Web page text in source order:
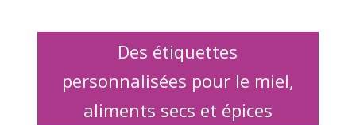
Des étiquettes
personnalisées pour le miel,
aliments secs et épices